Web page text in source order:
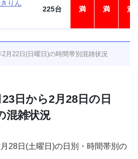
りん
225台 満 満 満
月22日(日曜日)の時間帯別混雑状況
日から2月28日の日
混雑状況
28日(土曜日)の日別・時間帯別の